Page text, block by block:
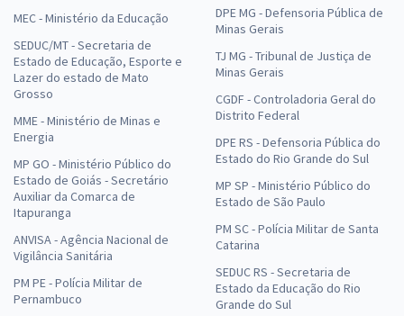
MEC - Ministério da Educação
SEDUC/MT - Secretaria de
Estado de Educação, Esporte e
Lazer do estado de Mato
Grosso
MME - Ministério de Minas e
Energia
MP GO - Ministério Público do
Estado de Goiás - Secretário
Auxiliar da Comarca de
Itapuranga
ANVISA - Agência Nacional de
Vigilância Sanitária
PM PE - Polícia Militar de
Pernambuco
DPE MG - Defensoria Pública de
Minas Gerais
TJ MG - Tribunal de Justiça de
Minas Gerais
CGDF - Controladoria Geral do
Distrito Federal
DPE RS - Defensoria Pública do
Estado do Rio Grande do Sul
MP SP - Ministério Público do
Estado de São Paulo
PM SC - Polícia Militar de Santa
Catarina
SEDUC RS - Secretaria de
Estado da Educação do Rio
Grande do Sul